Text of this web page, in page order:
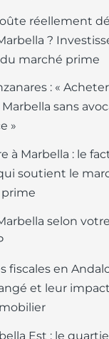
réellement
?
marché prime
: «
sans
»
à Marbella : le
soutient le
selon
fiscales en
et leur
Est : le